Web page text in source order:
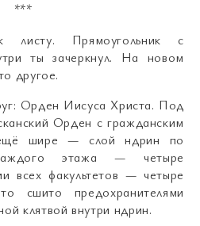
***
листу. Прямоугольник с
ты зачеркнул. На новом
другое.
Орден Иисуса Христа. Под
Орден с гражданским
шире — слой ндрин по
этажа — четыре
всех факультетов — четыре
сшито предохранителями
клятвой внутри ндрин.